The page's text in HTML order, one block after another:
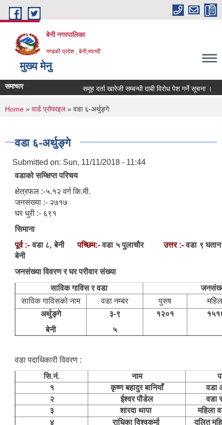
Skip to main content
बेनी नगरपालिका
गण्डकी प्रदेश , बेनी,म्याग्दी
मुख्य मेनु
समाचार समूह दर्ता खारेजी सम्बन्धी दाबी विरोध पेश गर्ने सूचना ।
You are here
Home » वार्ड प्रोफाइल» वडा ६-अर्थुङ्गे
वडा ६-अर्थुङ्गे
Submitted on: Sun, 11/11/2018 - 11:44
वडाको सम्क्षिप्त परिचय
क्षेत्रफल :-५.१२ वर्ग कि.मी.
जनसंख्या :- २७१७
घर धुरी :- ६९१
सिमाना
पूर्व :-वडा ८, बेनीपच्छिम:-वडा ५ पुलाचौर उत्तर :-वडा ९
बेनी
जनसंख्या विवरण र घर परीवार संख्या
साविक गाविस र वडा
साविक गाविसको नाम
वडा नम्बर पुरुष
अर्थुङ्गे
बेनी
३-९
५
१२०१
वडा पदाधिकारी विवरण :
सि.नं.
नाम
१
कृष्ण बहादुर बानियाँ
वडा
२
ईश्वर पौडेल
वडा
३
शारदा थापा
महिला
४
राधिका विश्वकर्मा
दलित